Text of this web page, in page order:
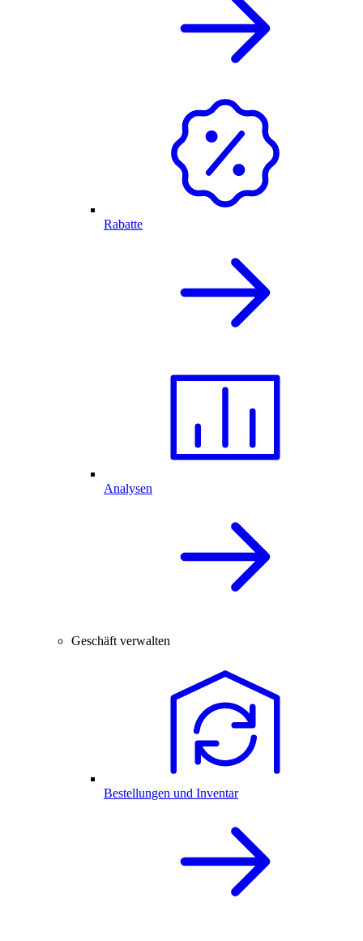
Rabatte
Analysen
Geschäft verwalten
Bestellungen und Inventar